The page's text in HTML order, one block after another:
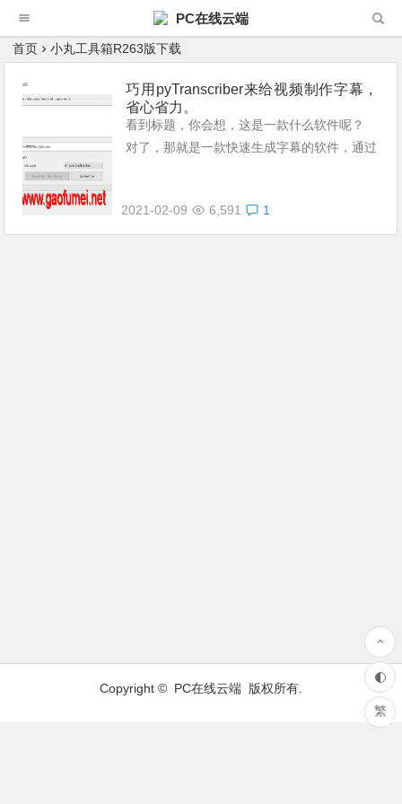
PC在线云端
首页 小丸工具箱R263版下载
巧用pyTranscriber来给视频制作字幕，
省心省力。
看到标题，你会想，这是一款什么软件呢？
对了，那就是一款快速生成字幕的软件，通过
当中了。 那么要如何操作呢？下面博主就
来...
2021-02-09 6,591 1
Copyright © PC在线云端 版权所有.
繁